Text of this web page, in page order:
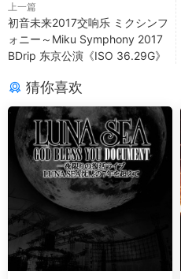
上一篇
初音未来2017交响乐 ミクシンフ
ォニー～Miku Symphony 2017
BDrip 东京公演《ISO 36.29G》
猜你喜欢